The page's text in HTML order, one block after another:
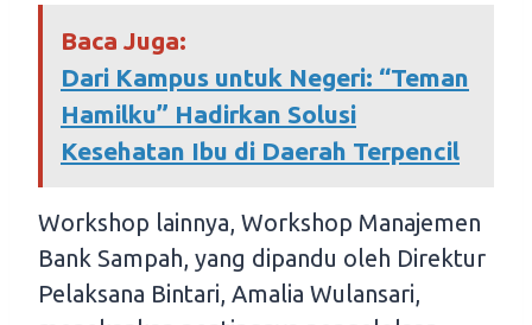
Baca Juga:
Dari Kampus untuk Negeri: “Teman
Hamilku” Hadirkan Solusi
Kesehatan Ibu di Daerah Terpencil
Workshop lainnya, Workshop Manajemen
Bank Sampah, yang dipandu oleh Direktur
Pelaksana Bintari, Amalia Wulansari,